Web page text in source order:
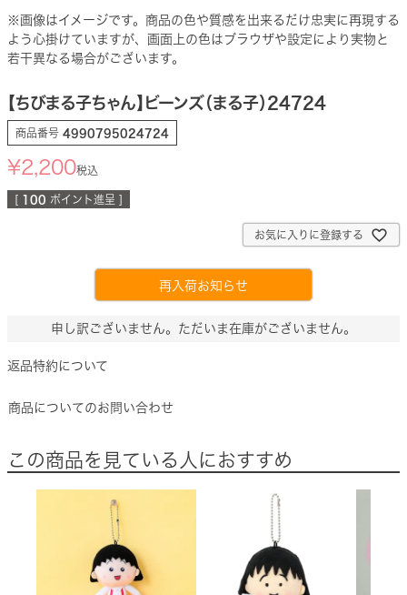
※画像はイメージです。商品の色や質感を出来るだけ忠実に再現する
よう心掛けていますが、画面上の色はブラウザや設定により実物と
若干異なる場合がございます。
【ちびまる子ちゃん】ビーンズ（まる子）24724
商品番号 4990795024724
¥2,200税込
100 ポイント進呈 ]
お気に入りに登録する
再入荷お知らせ
申し訳ございません。ただいま在庫がございません。
返品特約について
商品についてのお問い合わせ
この商品を見ている人におすすめ